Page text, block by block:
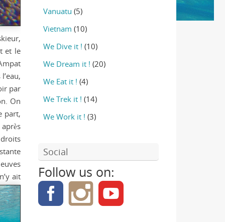
et le
par
On
part,
ait
Vanuatu (5)
Vietnam (10)
We Dive it ! (10)
We Dream it ! (20)
We Eat it ! (4)
We Trek it ! (14)
We Work it ! (3)
Social
Follow us on: